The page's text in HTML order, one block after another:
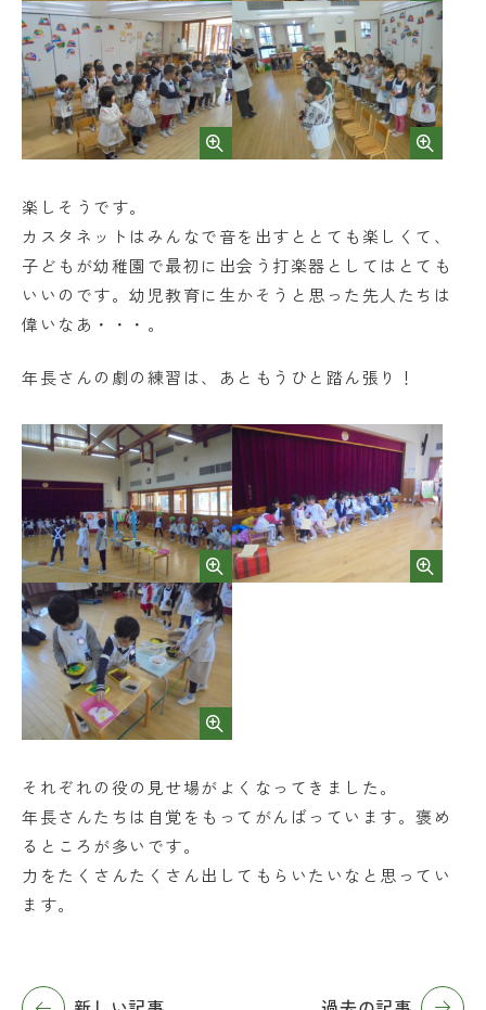
楽しそうです。
カスタネットはみんなで音を出すととても楽しくて、
子どもが幼稚園で最初に出会う打楽器としてはとても
いいのです。幼児教育に生かそうと思った先人たちは
偉いなあ・・・。
年長さんの劇の練習は、あともうひと踏ん張り！
それぞれの役の見せ場がよくなってきました。
年長さんたちは自覚をもってがんばっています。褒め
るところが多いです。
力をたくさんたくさん出してもらいたいなと思ってい
ます。